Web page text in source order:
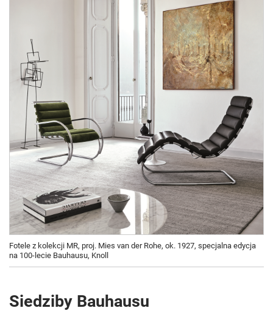
Fotele z kolekcji MR, proj. Mies van der Rohe, ok. 1927, specjalna edycja
na 100-lecie Bauhausu, Knoll
Siedziby Bauhausu